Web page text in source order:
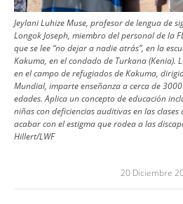
Jeylani Luhize Muse, profesor de lengua de
Longok Joseph, miembro del personal de la
que se lee “no dejar a nadie atrás”, en la
Kakuma, en el condado de Turkana (Kenia).
en el campo de refugiados de Kakuma,
Mundial, imparte enseñanza a cerca de
edades. Aplica un concepto de educación
niñas con deficiencias auditivas en las
acabar con el estigma que rodea a las
Hillert/LWF
20 Diciembre